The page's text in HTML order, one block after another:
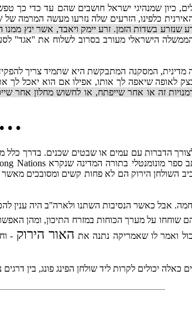
כיון שמנהיגי ישראל חושבים שהם עד כדי כך
שלה נזרעו מעשה המרמה של שנת 1985. בפתח הרומן
שנזרע בשדות הזמן. זרע יימק ויאבד, אשר ינץ
הישראלי מעורב בסרוב לשלוח את ''אגד''
המסקנה המתבקשת היא שתמיד צריך
לאופה שיאפה לך אותו, אפילו אם הוא יאכל לך
זה או אחר שייפתח, או לחשוש מחלון אחר
• • •
לצורך הדברות עם עמים או שבטים שכנים. בדרך
השולחן הירוק הם לא פחות קשים ומסובכים
במלחמה. אבל כאשר הנסיבות השתנו ולארה''ב היה
שוחחו על מערך הכוחות במזרח התיכון, ומהן
ואמר לו שאמריקה נתנה את האור הירוק -
כאלה יכולים לקרות ליד שולחן הפינג פונג, בין